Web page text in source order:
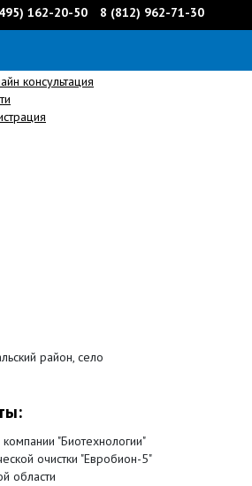
162-20-50 8 (812) 962-71-30
консультация
район, село
"Биотехнологии"
очистки "Евробион-5"
области